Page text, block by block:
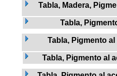
Tabla, Madera,
Tabla,
Tabla, Pigmento al
Tabla, Pigmento al